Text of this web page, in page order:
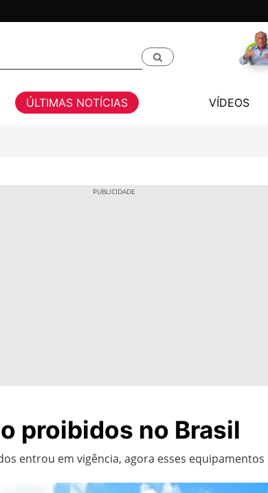
ÚLTIMAS NOTÍCIAS VÍDEOS
proibidos no Brasil
entrou em vigência, agora esses